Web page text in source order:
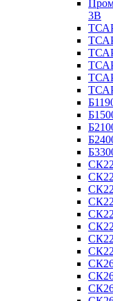
3В